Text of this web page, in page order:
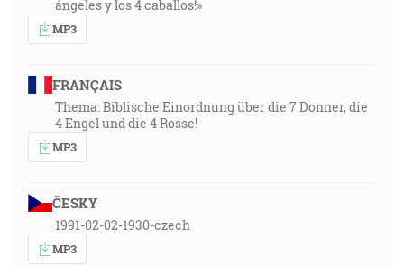
ángeles y los 4 caballos!»
MP3
FRANÇAIS
Thema: Biblische Einordnung über die 7 Donner, die
4 Engel und die 4 Rosse!
MP3
ČESKY
1991-02-02-1930-czech
MP3